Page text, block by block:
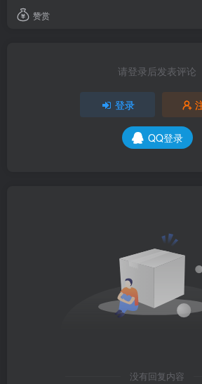
赞赏
请登录后发表评论
登录
QQ登录
没有回复内容